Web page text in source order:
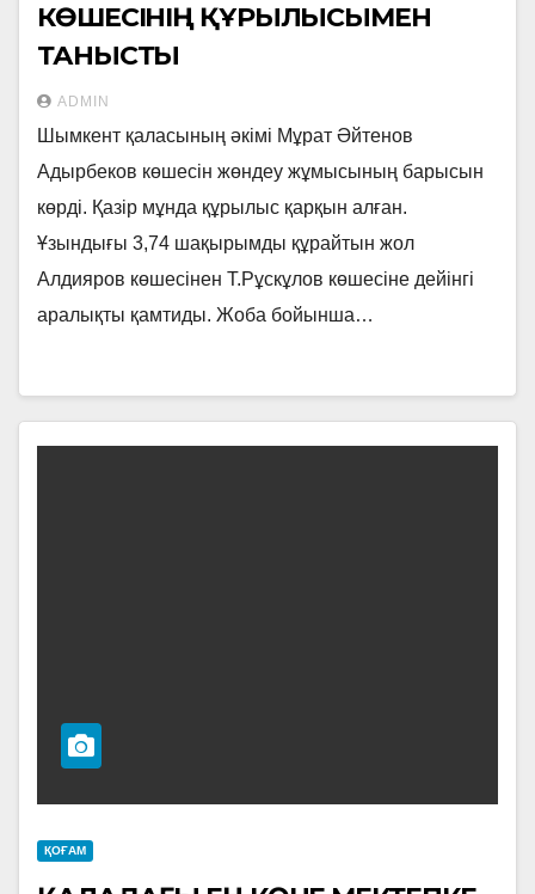
КӨШЕСІНІҢ ҚҰРЫЛЫСЫМЕН
ТАНЫСТЫ
ADMIN
Шымкент қаласының әкімі Мұрат Әйтенов
Адырбеков көшесін жөндеу жұмысының барысын
көрді. Қазір мұнда құрылыс қарқын алған.
Ұзындығы 3,74 шақырымды құрайтын жол
Алдияров көшесінен Т.Рұскұлов көшесіне дейінгі
аралықты қамтиды. Жоба бойынша…
ҚОҒАМ